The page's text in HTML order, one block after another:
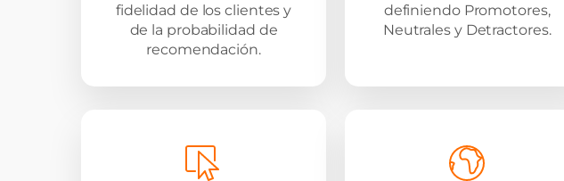
fidelidad de los clientes y
de la probabilidad de
recomendación.
definiendo Promotores,
Neutrales y Detractores.